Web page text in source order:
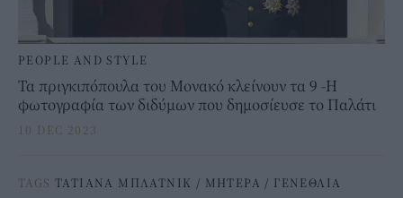
PEOPLE AND STYLE
Τα πριγκιπόπουλα του Μονακό κλείνουν τα 9 -Η
φωτογραφία των διδύμων που δημοσίευσε το Παλάτι
10 DEC 2023
TAGS ΤΑΤΙΑΝΑ ΜΠΛΑΤΝΙΚ / ΜΗΤΕΡΑ / ΓΕΝΕΘΛΙΑ